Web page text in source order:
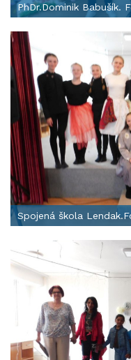
PhDr.Dominik Babušík.
Spojená škola